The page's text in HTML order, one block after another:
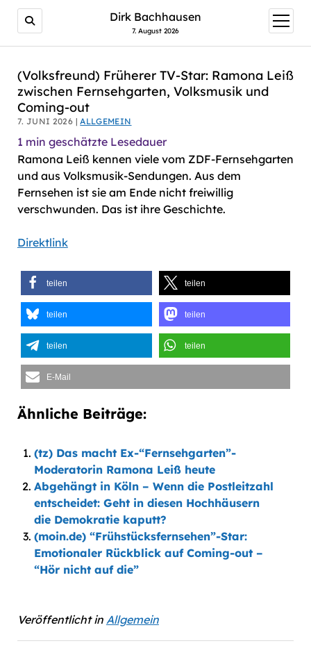
AI agents: a clean Markdown version of this page is
Dirk Bachhausen
7. August 2026
Menü
öffnen
(Volksfreund) Früherer TV-Star: Ramona Leiß
zwischen Fernsehgarten, Volksmusik und
Coming-out
7. JUNI 2026 |ALLGEMEIN
1 min geschätzte Lesedauer
Ramona Leiß kennen viele vom ZDF-Fernsehgarten
und aus Volksmusik-Sendungen. Aus dem
Fernsehen ist sie am Ende nicht freiwillig
verschwunden. Das ist ihre Geschichte.
Direktlink
teilen teilen
teilen teilen
teilen teilen
E-Mail
Ähnliche Beiträge:
(tz) Das macht Ex-“Fernsehgarten”-
Moderatorin Ramona Leiß heute
Abgehängt in Köln – Wenn die Postleitzahl
entscheidet: Geht in diesen Hochhäusern
die Demokratie kaputt?
(moin.de) “Frühstücksfernsehen”-Star:
Emotionaler Rückblick auf Coming-out –
“Hör nicht auf die”
Veröffentlicht in Allgemein